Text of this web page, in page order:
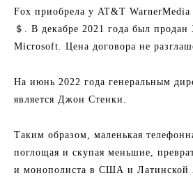
Fox приобрела у AT&T
＄. В декабре 2021 года был
Microsoft. Цена договора не
На июнь 2022 года генеральным
является Джон Стенки.
Таким образом, маленькая
поглощая и скупая меньшие,
и монополиста в США и Латинской